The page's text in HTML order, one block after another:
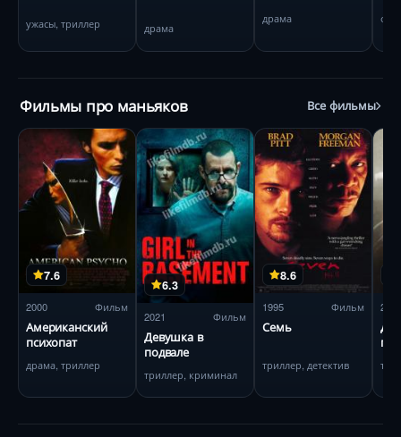
ужасы, триллер драма
драма
Фильмы про маньяков Все фильмы
7.6
2000 Фильм
Американский
психопат
драма, триллер
6.3
2021 Фильм
Девушка в
подвале
триллер, криминал
8.6
1995 Фильм
Семь
триллер, детектив
2018